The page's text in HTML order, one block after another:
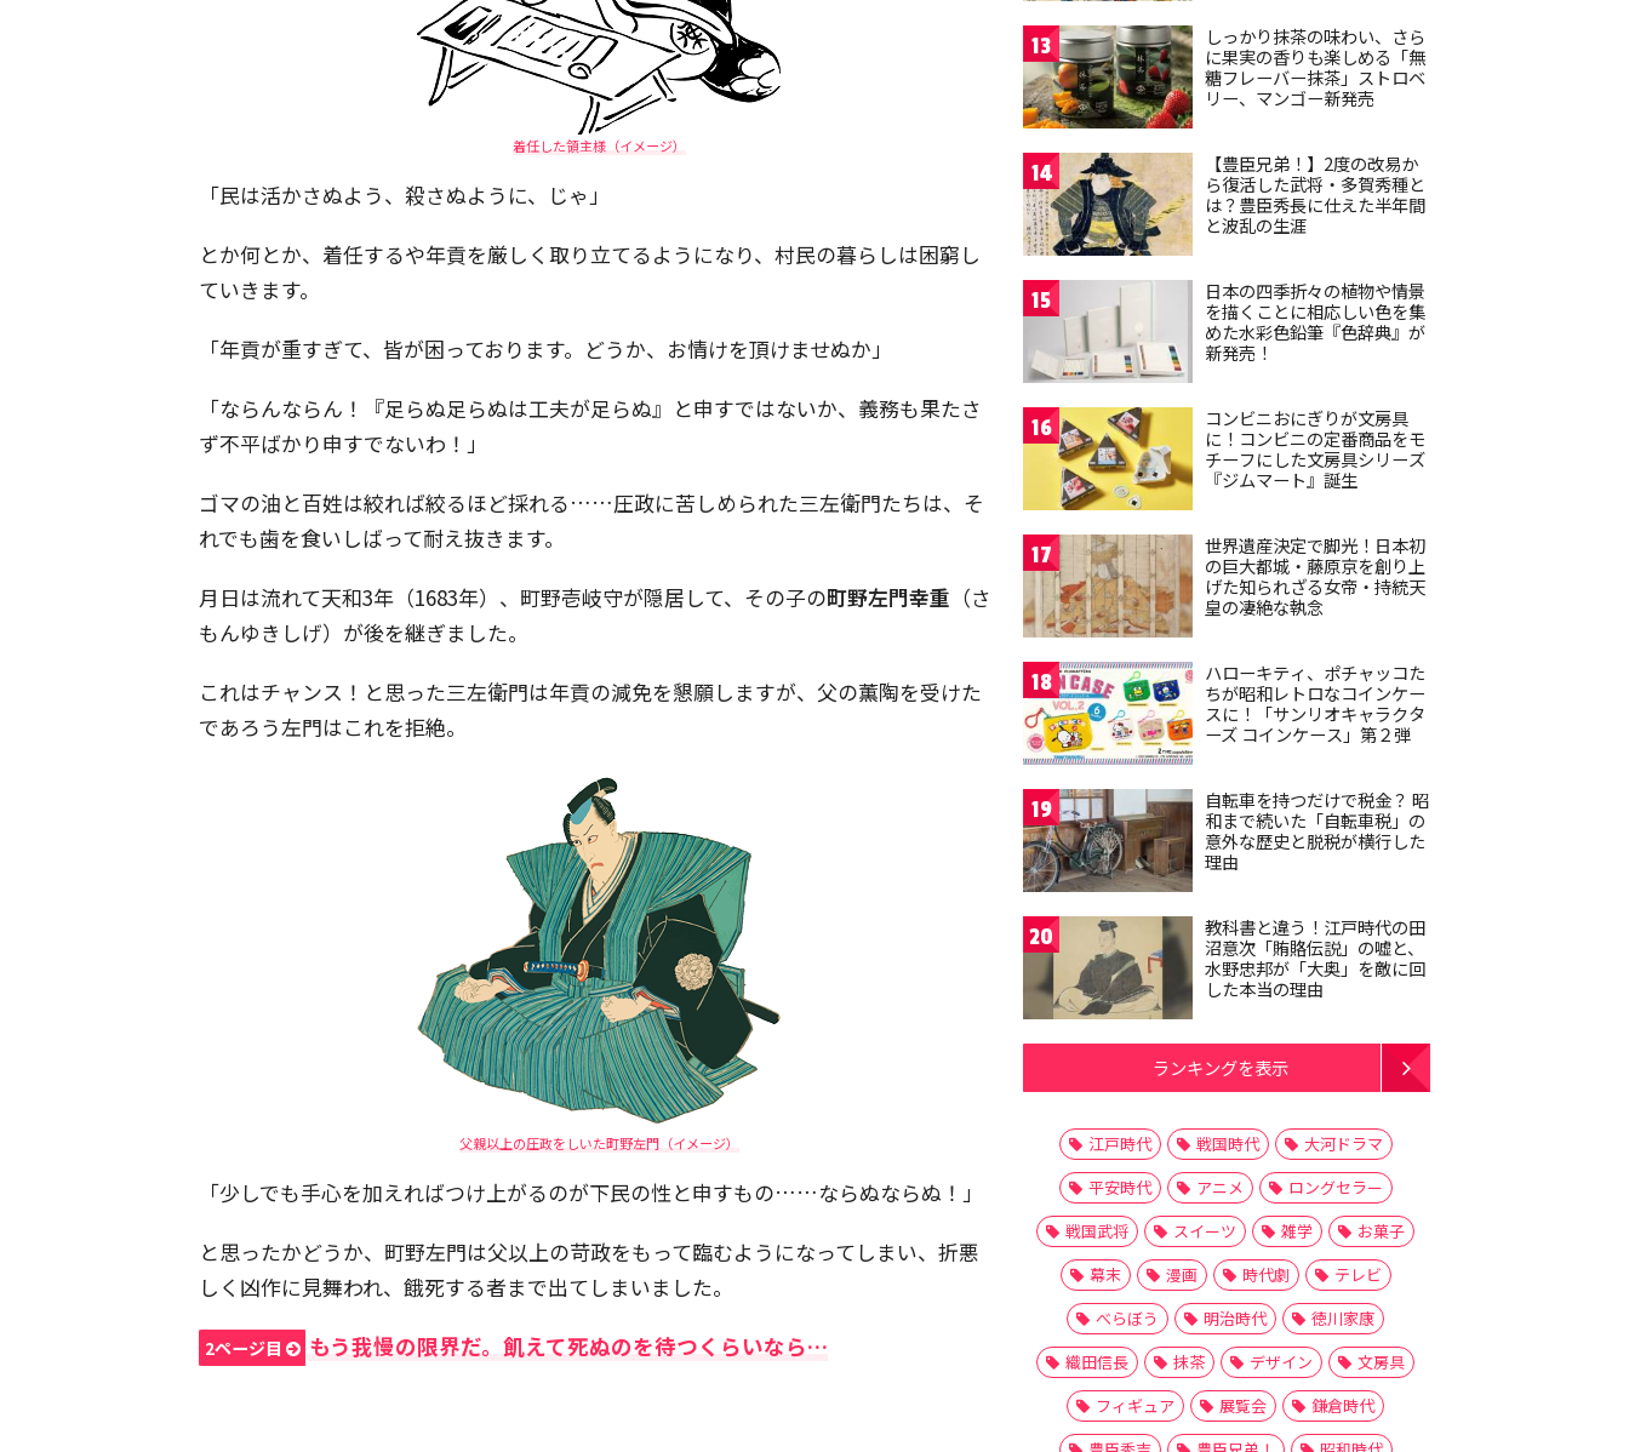
着任した領主様（イメージ）
「民は活かさぬよう、殺さぬように、じゃ」
とか何とか、着任するや年貢を厳しく取り立てるようになり、村民の暮らしは困窮し
ていきます。
「年貢が重すぎて、皆が困っております。どうか、お情けを頂けませぬか」
「ならんならん！『足らぬ足らぬは工夫が足らぬ』と申すではないか、義務も果たさ
ず不平ばかり申すでないわ！」
ゴマの油と百姓は絞れば絞るほど採れる……圧政に苦しめられた三左衛門たちは、そ
れでも歯を食いしばって耐え抜きます。
月日は流れて天和3年（1683年）、町野壱岐守が隠居して、その子の町野左門幸重 （さ
もんゆきしげ）が後を継ぎました。
これはチャンス！と思った三左衛門は年貢の減免を懇願しますが、父の薫陶を受けた
であろう左門はこれを拒絶。
父親以上の圧政をしいた町野左門（イメージ）
「少しでも手心を加えればつけ上がるのが下民の性と申すもの……ならぬならぬ！」
と思ったかどうか、町野左門は父以上の苛政をもって臨むようになってしまい、折悪
しく凶作に見舞われ、餓死する者まで出てしまいました。
2ページ目 もう我慢の限界だ。飢えて死ぬのを待つくらいなら…
13
しっかり抹茶の味わい、さら
に果実の香りも楽しめる「無
糖フレーバー抹茶」ストロベ
リー、マンゴー新発売
14
【豊臣兄弟！】2度の改易か
ら復活した武将・多賀秀種と
は？豊臣秀長に仕えた半年間
と波乱の生涯
15
日本の四季折々の植物や情景
を描くことに相応しい色を集
めた水彩色鉛筆『色辞典』が
新発売！
16
コンビニおにぎりが文房具
に！コンビニの定番商品をモ
チーフにした文房具シリーズ
『ジムマート』誕生
17
世界遺産決定で脚光！日本初
の巨大都城・藤原京を創り上
げた知られざる女帝・持統天
皇の凄絶な執念
18
ハローキティ、ポチャッコた
ちが昭和レトロなコインケー
スに！「サンリオキャラクタ
ーズ コインケース」第２弾
19
自転車を持つだけで税金？ 昭
和まで続いた「自転車税」の
意外な歴史と脱税が横行した
理由
20
教科書と違う！江戸時代の田
沼意次「賄賂伝説」の嘘と、
水野忠邦が「大奥」を敵に回
した本当の理由
ランキングを表示
江戸時代 戦国時代
大河ドラマ
平安時代
アニメ
ロングセラー
戦国武将
スイーツ 雑学
お菓子
幕末
漫画 時代劇
テレビ
べらぼう
明治時代
徳川家康
織田信長
抹茶 デザイン
文房具
フィギュア
展覧会
鎌倉時代